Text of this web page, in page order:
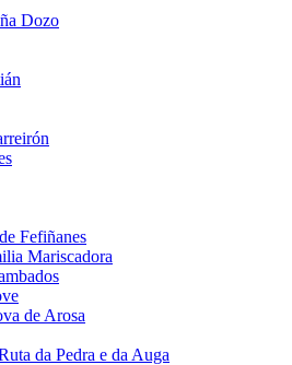
Dozo
Fefiñanes
Mariscadora
de Arosa
da Pedra e da Auga